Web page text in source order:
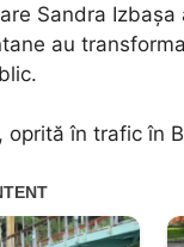
Sandra
au
oprită în trafic în